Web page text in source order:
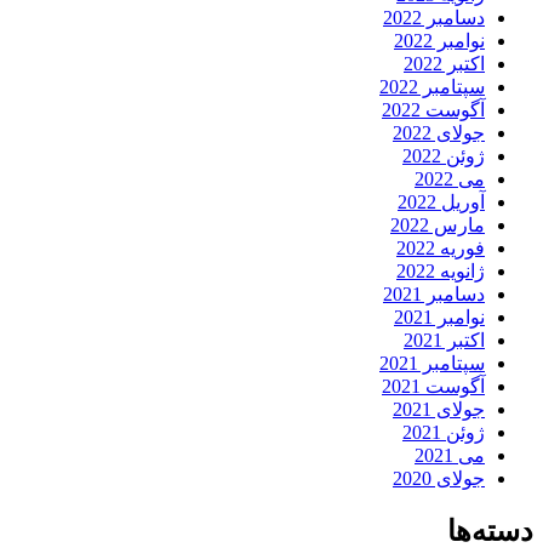
دسامبر 2022
نوامبر 2022
اکتبر 2022
سپتامبر 2022
آگوست 2022
جولای 2022
ژوئن 2022
می 2022
آوریل 2022
مارس 2022
فوریه 2022
ژانویه 2022
دسامبر 2021
نوامبر 2021
اکتبر 2021
سپتامبر 2021
آگوست 2021
جولای 2021
ژوئن 2021
می 2021
جولای 2020
دسته‌ها